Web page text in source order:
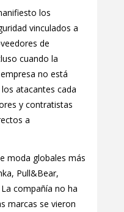
los
vinculados a
de
cuando la
no está
atacantes cada
y contratistas
a
moda globales más
Pull&Bear,
compañía no ha
marcas se vieron